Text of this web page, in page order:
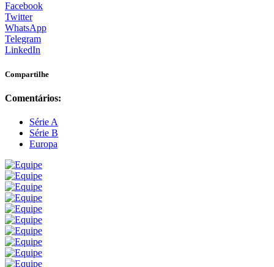
Facebook
Twitter
WhatsApp
Telegram
LinkedIn
Compartilhe
Comentários:
Série A
Série B
Europa